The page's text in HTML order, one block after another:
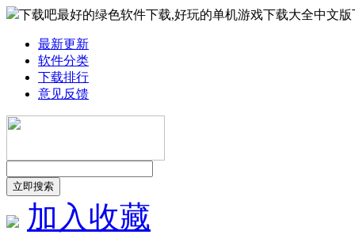
下载吧最好的绿色软件下载,好玩的单机游戏下载大全中文版
最新更新
软件分类
下载排行
意见反馈
加入收藏